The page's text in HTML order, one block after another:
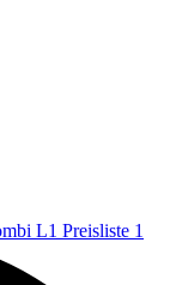
L1 Preisliste 1